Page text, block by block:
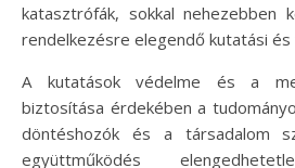
katasztrófák, sokkal nehezebben
rendelkezésre elegendő kutatási
A kutatások védelme és a
biztosítása érdekében a
döntéshozók és a társadalom
együttműködés